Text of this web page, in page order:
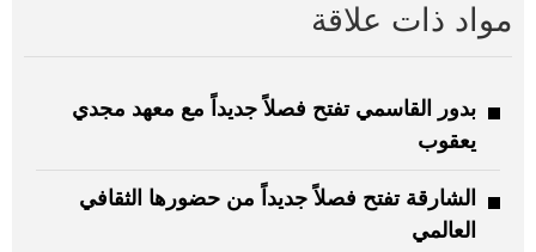
مواد ذات علاقة
بدور القاسمي تفتح فصلاً جديداً مع معهد مجدي
يعقوب
الشارقة تفتح فصلاً جديداً من حضورها الثقافي
العالمي